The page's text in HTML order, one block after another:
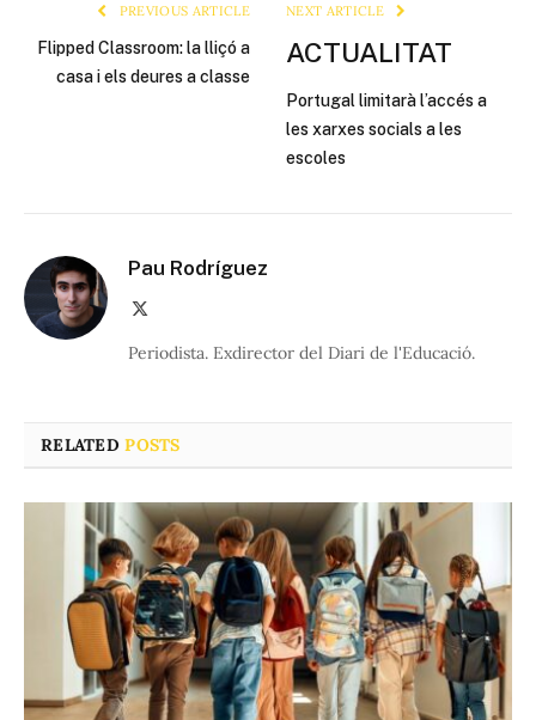
PREVIOUS ARTICLE
Flipped Classroom: la lliçó a
casa i els deures a classe
NEXT ARTICLE
ACTUALITAT
Portugal limitarà l’accés a
les xarxes socials a les
escoles
Pau Rodríguez
Periodista. Exdirector del Diari de l'Educació.
RELATEDPOSTS